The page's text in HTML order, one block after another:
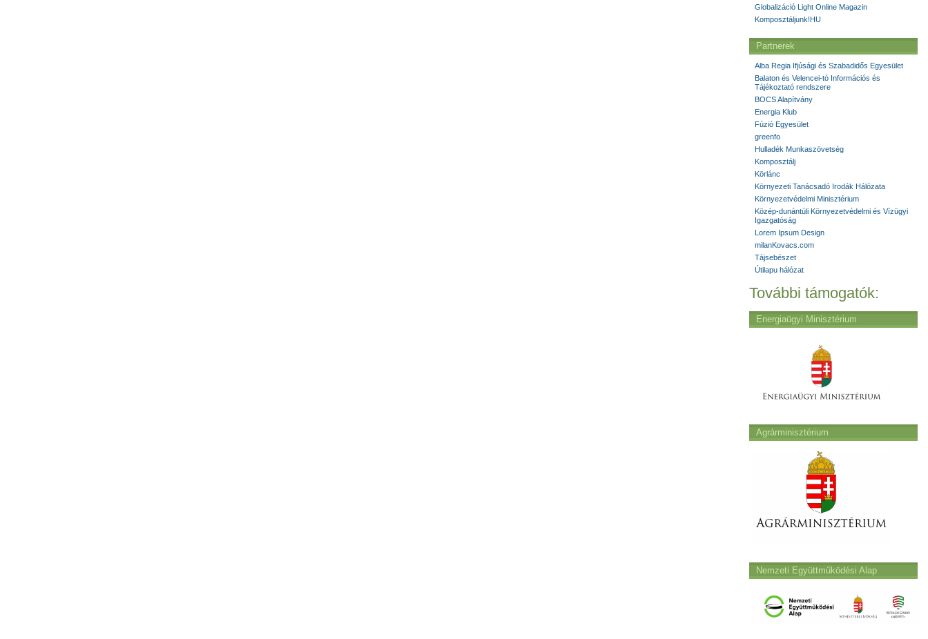
Globalizáció Light Online Magazin
Komposztáljunk!HU
Partnerek
Alba Regia Ifjúsági és Szabadidős Egyesület
Balaton és Velencei-tó Információs és
Tájékoztató rendszere
BOCS Alapítvány
Energia Klub
Fúzió Egyesület
greenfo
Hulladék Munkaszövetség
Komposztálj
Körlánc
Környezeti Tanácsadó Irodák Hálózata
Környezetvédelmi Minisztérium
Közép-dunántúli Környezetvédelmi és Vízügyi
Igazgatóság
Lorem Ipsum Design
milanKovacs.com
Tájsebészet
Útilapu hálózat
További támogatók:
Energiaügyi Minisztérium
Agrárminisztérium
Nemzeti Együttműködési Alap